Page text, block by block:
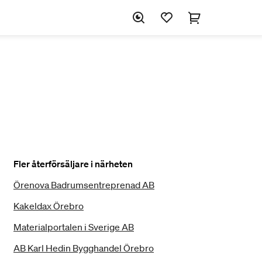
Fler återförsäljare i närheten
Örenova Badrumsentreprenad AB
Kakeldax Örebro
Materialportalen i Sverige AB
AB Karl Hedin Bygghandel Örebro